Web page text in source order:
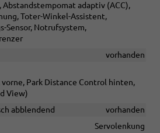
adaptiv (ACC),
Toter-Winkel-Assistent,
Sensor, Notrufsystem,
vorhanden
Park Distance Control hinten,
View)
abblendend
vorhanden
Servolenkung